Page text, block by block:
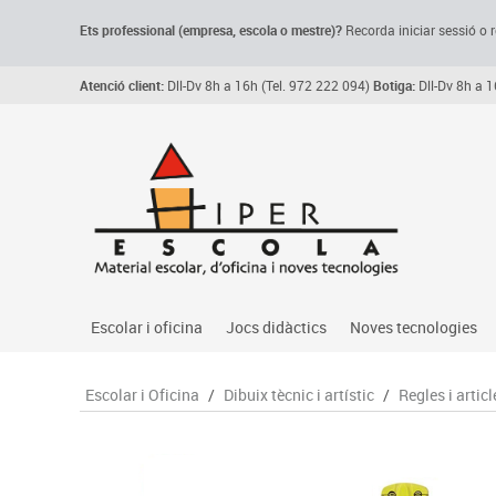
Ets professional (empresa, escolao mestre)? Recorda iniciar sessió o
Atenció client: Dll-Dv 8h a 16h (Tel. 972 222 094)Botiga: Dll-Dv 8h a
Escolar i oficina
Arxiu, carpetes i classificadors
Jocs didàctics
Primeres edats
Noves tecnologies
Audio
Connectivitat i
Escolar i Oficina / Dibuix tècnic i artístic / Regles i